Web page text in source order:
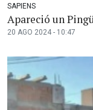
SAPIENS
Apareció un
20 AGO 2024 - 10:47